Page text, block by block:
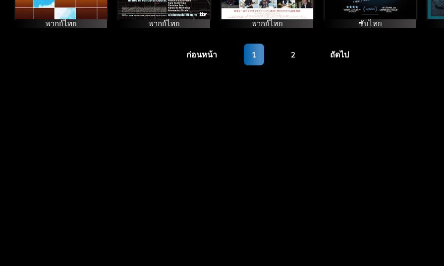
พากย์ไทย พากย์ไทย พากย์ไทย ซับไทย
ก่อนหน้า 1 2 ถัดไป